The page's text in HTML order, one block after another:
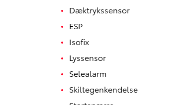
Dæktrykssensor
ESP
Isofix
Lyssensor
Selealarm
Skiltegenkendelse